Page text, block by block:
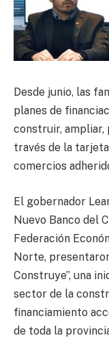
Desde junio, las
planes de
construir, ampliar,
través de la
comercios
El gobernador
Nuevo Banco del
Federación
Norte,
Construye”, una
sector de la
financiamiento
de toda la